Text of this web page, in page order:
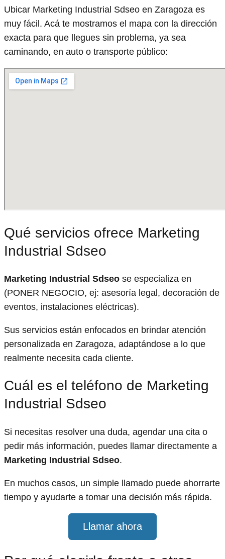
Ubicar Marketing Industrial Sdseo en Zaragoza es
muy fácil. Acá te mostramos el mapa con la dirección
exacta para que llegues sin problema, ya sea
caminando, en auto o transporte público:
Qué servicios ofrece Marketing
Industrial Sdseo
Marketing Industrial Sdseo se especializa en
(PONER NEGOCIO, ej: asesoría legal, decoración de
eventos, instalaciones eléctricas).
Sus servicios están enfocados en brindar atención
personalizada en Zaragoza, adaptándose a lo que
realmente necesita cada cliente.
Cuál es el teléfono de Marketing
Industrial Sdseo
Si necesitas resolver una duda, agendar una cita o
pedir más información, puedes llamar directamente a
Marketing Industrial Sdseo.
En muchos casos, un simple llamado puede ahorrarte
tiempo y ayudarte a tomar una decisión más rápida.
Llamar ahora